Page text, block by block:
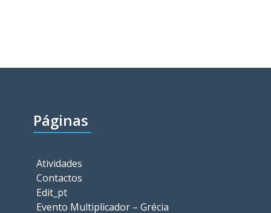
Páginas
Atividades
Contactos
Edit_pt
Evento Multiplicador – Grécia